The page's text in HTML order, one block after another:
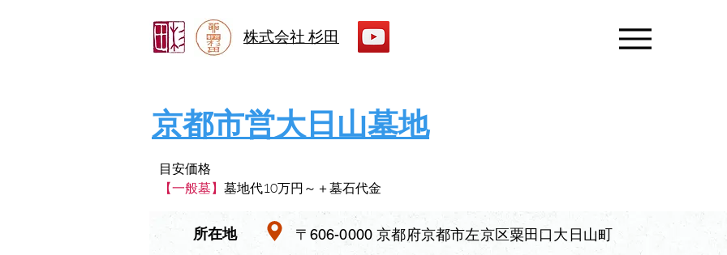
株式会社 杉田
京都市営大日山墓地
目安価格
【一般墓】 墓地代10万円～＋墓石代金
​所在地 〒606-0000 京都府京都市左京区粟田口大日山町